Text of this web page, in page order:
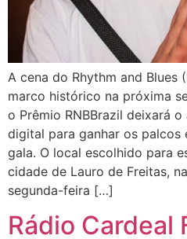
A cena do Rhythm and Blues
marco histórico na próxima
o Prêmio RNBBrazil deixará
digital para ganhar os palcos
gala. O local escolhido para
cidade de Lauro de Freitas,
segunda-feira […]
Rádio Cardeal